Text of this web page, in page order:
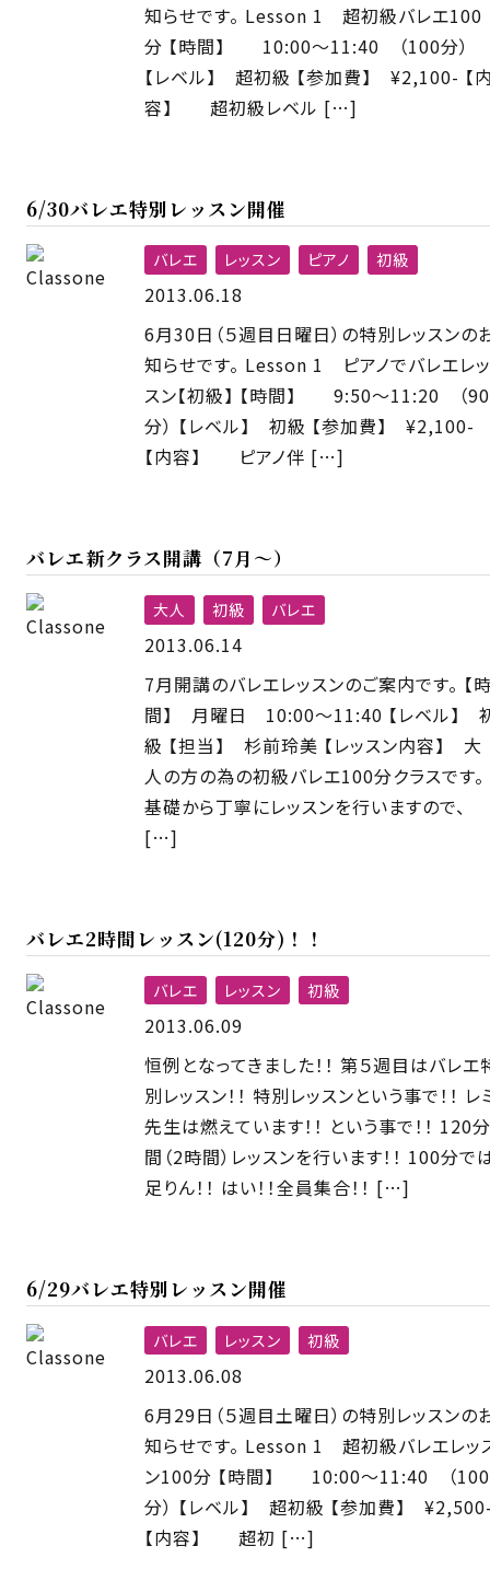
知らせです。 Lesson 1 超初級バレエ100
分 【時間】 10:00〜11:40 （100分）
【レベル】 超初級 【参加費】 ¥2,100- 【
容】 超初級レベル […]
6/30バレエ特別レッスン開催
バレエ レッスン ピアノ 初級
2013.06.18
6月30日（５週目日曜日）の特別レッスンの
知らせです。 Lesson 1 ピアノでバレエレッ
スン【初級】 【時間】 9:50〜11:20 （90
分） 【レベル】 初級 【参加費】 ¥2,100-
【内容】 ピアノ伴 […]
バレエ新クラス開講（7月〜）
大人 初級 バレエ
2013.06.14
7月開講のバレエレッスンのご案内です。 【
間】 月曜日 10:00〜11:40 【レベル】
級 【担当】 杉前玲美 【レッスン内容】 大
人の方の為の初級バレエ100分クラスです。
基礎から丁寧にレッスンを行いますので、
[…]
バレエ2時間レッスン(120分)！！
バレエ レッスン 初級
2013.06.09
恒例となってきました！！ 第５週目はバレエ
別レッスン！！ 特別レッスンという事で！！ レ
先生は燃えています！！ という事で！！ 120分
間（2時間）レッスンを行います！！ 100分で
足りん！！ はい！！全員集合！！ […]
6/29バレエ特別レッスン開催
バレエ レッスン 初級
2013.06.08
6月29日（５週目土曜日）の特別レッスンの
知らせです。 Lesson 1 超初級バレエレッ
ン100分 【時間】 10:00〜11:40 （100
分） 【レベル】 超初級 【参加費】
【内容】 超初 […]